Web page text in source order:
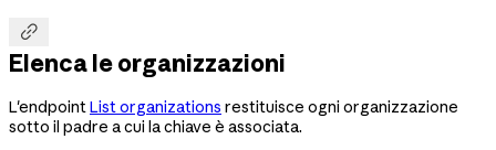

Elenca le organizzazioni
L'endpointList organizations restituisce ogni organizzazione
sotto il padre a cui la chiave è associata.